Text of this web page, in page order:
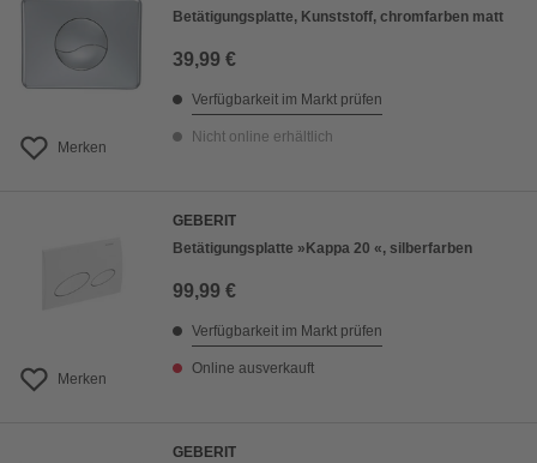
Merken
Betätigungsplatte, Kunststoff, chromfarben matt
39,99 €
Verfügbarkeit im Markt prüfen
Nicht online erhältlich
Merken
GEBERIT
Betätigungsplatte »Kappa 20 «, silberfarben
99,99 €
Verfügbarkeit im Markt prüfen
Online ausverkauft
GEBERIT